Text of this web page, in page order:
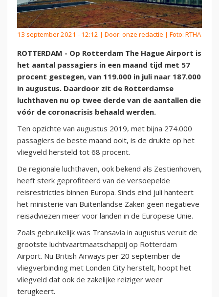
13 september 2021 - 12:12 | Door: onze redactie | Foto: RTHA
ROTTERDAM - Op Rotterdam The Hague Airport is
het aantal passagiers in een maand tijd met 57
procent gestegen, van 119.000 in juli naar 187.000
in augustus. Daardoor zit de Rotterdamse
luchthaven nu op twee derde van de aantallen die
vóór de coronacrisis behaald werden.
Ten opzichte van augustus 2019, met bijna 274.000
passagiers de beste maand ooit, is de drukte op het
vliegveld hersteld tot 68 procent.
De regionale luchthaven, ook bekend als Zestienhoven,
heeft sterk geprofiteerd van de versoepelde
reisrestricties binnen Europa. Sinds eind juli hanteert
het ministerie van Buitenlandse Zaken geen negatieve
reisadviezen meer voor landen in de Europese Unie.
Zoals gebruikelijk was Transavia in augustus veruit de
grootste luchtvaartmaatschappij op Rotterdam
Airport. Nu British Airways per 20 september de
vliegverbinding met Londen City herstelt, hoopt het
vliegveld dat ook de zakelijke reiziger weer
terugkeert.